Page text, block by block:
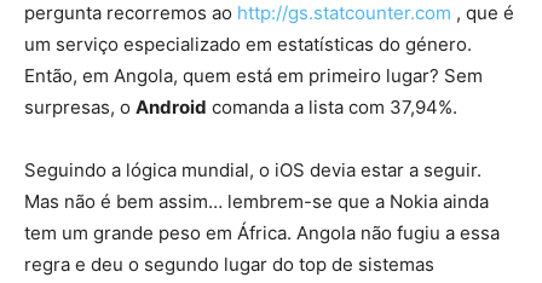
pergunta recorremos ao http://gs.statcounter.com , que é
um serviço especializado em estatísticas do género.
Então, em Angola, quem está em primeiro lugar? Sem
surpresas, o Android comanda a lista com 37,94%.
Seguindo a lógica mundial, o iOS devia estar a seguir.
Mas não é bem assim… lembrem-se que a Nokia ainda
tem um grande peso em África. Angola não fugiu a essa
regra e deu o segundo lugar do top de sistemas